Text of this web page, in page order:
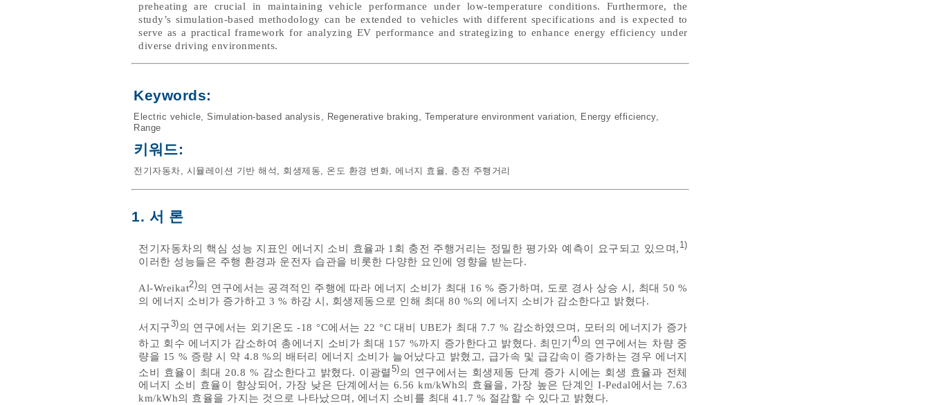
preheating are crucial in maintaining vehicle performance under low-temperature conditions. Furthermore, the
study’s simulation-based methodology can be extended to vehicles with different specifications and is expected to
serve as a practical framework for analyzing EV performance and strategizing to enhance energy efficiency under
diverse driving environments.
Keywords:
Electric vehicle, Simulation-based analysis , Regenerative braking, Temperature environment variation, Energy efficiency,
Range
키워드:
전기자동차, 시뮬레이션 기반 해석 , 회생제동, 온도 환경 변화, 에너지 효율, 충전 주행거리
1. 서 론
전기자동차의 핵심 성능 지표인 에너지 소비 효율과 1회 충전 주행거리는 정밀한 평가와 예측이 요구되고 있으며, 1)
이러한 성능들은 주행 환경과 운전자 습관을 비롯한 다양한 요인에 영향을 받는다.
Al-Wreikat2)의 연구에서는 공격적인 주행에 따라 에너지 소비가 최대 16 % 증가하며, 도로 경사 상승 시, 최대 50 %
의 에너지 소비가 증가하고 3 % 하강 시, 회생제동으로 인해 최대 80 %의 에너지 소비가 감소한다고 밝혔다.
서지구3)의 연구에서는 외기온도 -18 °C에서는 22 °C 대비 UBE가 최대 7.7 % 감소하였으며, 모터의 에너지가 증가
하고 회수 에너지가 감소하여 총에너지 소비가 최대 157 %까지 증가한다고 밝혔다. 최민기 4)의 연구에서는 차량 중
량을 15 % 증량 시 약 4.8 %의 배터리 에너지 소비가 늘어났다고 밝혔고, 급가속 및 급감속이 증가하는 경우 에너지
소비 효율이 최대 20.8 % 감소한다고 밝혔다. 이광렬 5)의 연구에서는 회생제동 단계 증가 시에는 회생 효율과 전체
에너지 소비 효율이 향상되어, 가장 낮은 단계에서는 6.56 km/kWh의 효율을, 가장 높은 단계인 I-Pedal에서는 7.63
km/kWh의 효율을 가지는 것으로 나타났으며, 에너지 소비를 최대 41.7 % 절감할 수 있다고 밝혔다.